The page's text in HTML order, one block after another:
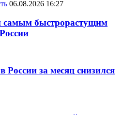
06.08.2026 16:27
самым быстрорастущим
России за месяц снизился